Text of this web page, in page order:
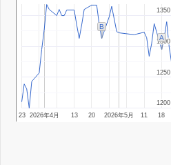
2026年4月 2026年5月
23 13 20 11 18
1200
1200
1250
1250
1300
1300
1350
1350
B
A